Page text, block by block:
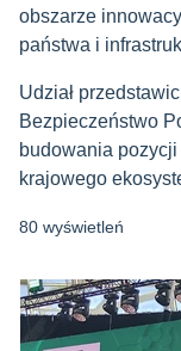
obszarze
państwa i
Udział
Bezpieczeństwo
budowania
krajowego
80 wyświetleń